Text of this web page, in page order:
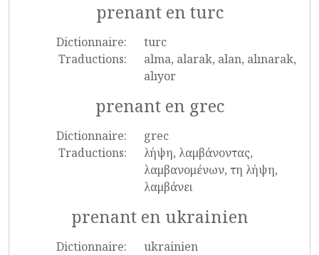
prenant en turc
Dictionnaire:
turc
Traductions:
alma, alarak, alan, alınarak,
alıyor
prenant en grec
Dictionnaire:
grec
Traductions:
λήψη, λαμβάνοντας,
λαμβανομένων, τη λήψη,
λαμβάνει
prenant en ukrainien
Dictionnaire:
ukrainien